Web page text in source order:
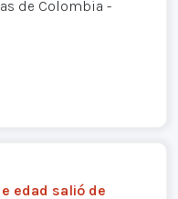
de Colombia -
edad salió de